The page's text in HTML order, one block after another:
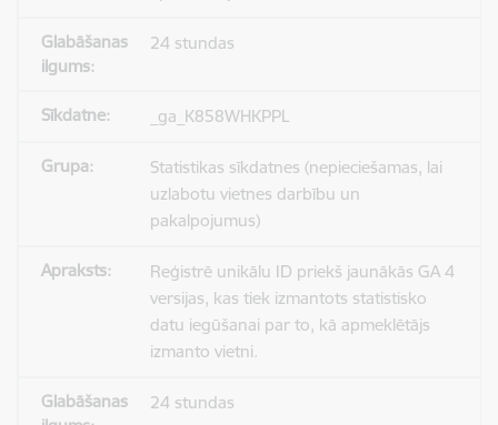
24 stundas
_ga_K858WHKPPL
Statistikas sīkdatnes (nepieciešamas, lai
uzlabotu vietnes darbību un
pakalpojumus)
Reģistrē unikālu ID priekš jaunākās GA 4
versijas, kas tiek izmantots statistisko
datu iegūšanai par to, kā apmeklētājs
izmanto vietni.
24 stundas